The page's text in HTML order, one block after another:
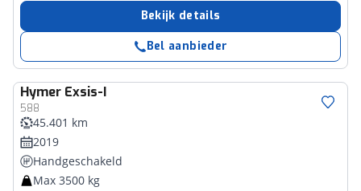
Bekijk details
Bel aanbieder
Hymer Exsis-I
588
45.401 km
2019
Handgeschakeld
Max 3500 kg